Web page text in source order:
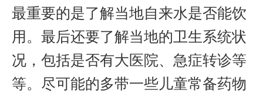
最重要的是了解当地自来水是否能饮
用。最后还要了解当地的卫生系统状
况，包括是否有大医院、急症转诊等
等。尽可能的多带一些儿童常备药物